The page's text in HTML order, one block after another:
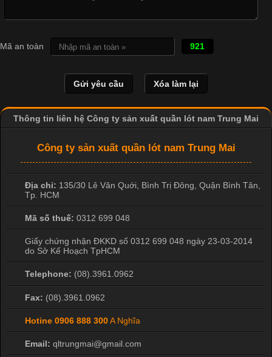
Cập nhật 2026-04-21 15:41:03
In Chuyển Nhiệt Là Gì? Công Nghệ In Hiện Đại Trong Ngành
May Mặc Trong ngành in ấn và thời trang, in chuyển nhiệt đang
hình ảnh sắc nét và bền màu. Đặc biệt, kỹ thuật này được ứng
dụng rộng rãi trong sản xuất áo thun, đồ thể thao
Mã an toàn 921
Thông tin liên hệ Công ty sản xuất quần lót nam Trung Mai
Công ty sản xuất quần lót nam Trung Mai
Địa chỉ: 135/30 Lê Văn Quới, Bình Trị Đông Quận Bình Tân
Tp. HCM
Mã số thuế: 0312 699 048
Giấy chứng nhận ĐKKD số 0312 699 048 ngày 23-03-2014
do Sở Kế Hoạch TpHCM
Telephone: (08).3961.0962
Fax: (08).3961.0962
Hotine 0906 888 300A Nghĩa
Email: qltrungmai@gmail.com